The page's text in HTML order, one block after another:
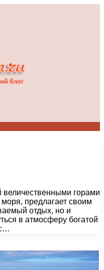
горами
предлагает своим
отдых, но и
в атмосферу богатой